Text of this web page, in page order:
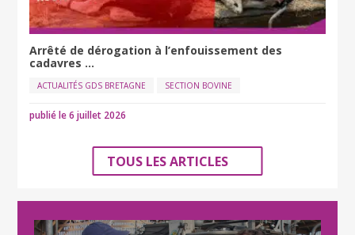
TOUS LES ARTICLES
Arrêté de dérogation à l’enfouissement des
cadavres ...
ACTUALITÉS GDS BRETAGNE SECTION BOVINE
publié le 6 juillet 2026